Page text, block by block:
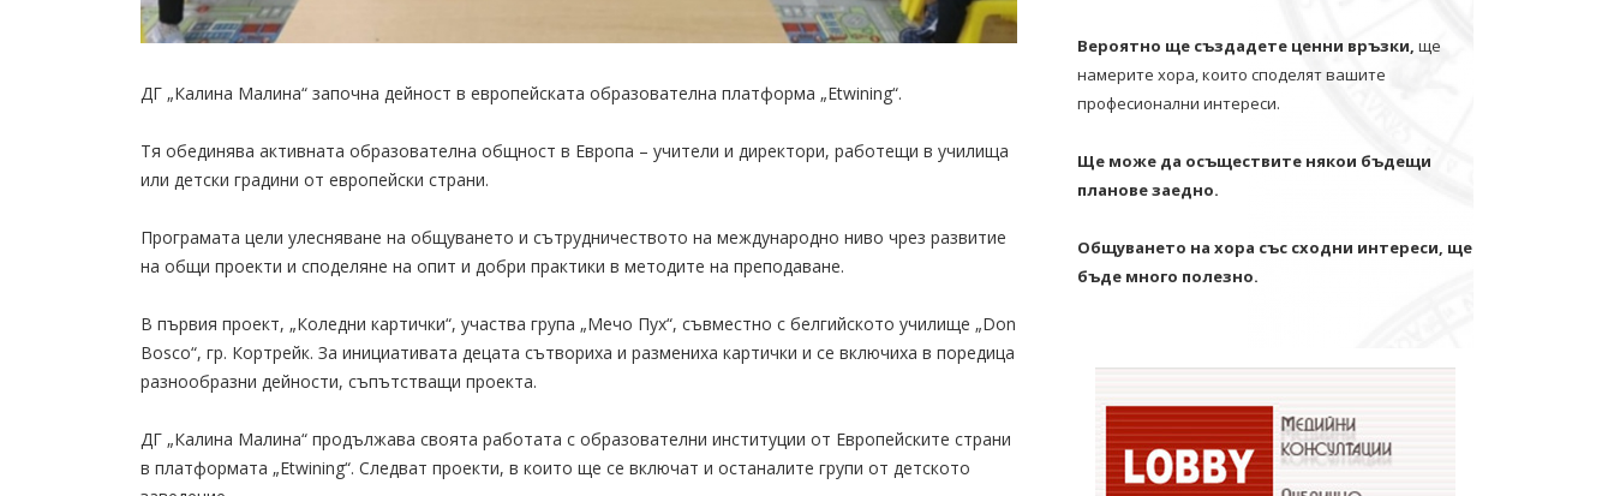
ДГ „Калина Малина“ започна дейност в европейската образователна платформа „Etwining“.
Тя обединява активната образователна общност в Европа – учители и директори, работещи в училища
или детски градини от европейски страни.
Програмата цели улесняване на общуването и сътрудничеството на международно ниво чрез развитие
на общи проекти и споделяне на опит и добри практики в методите на преподаване.
В първия проект, „Коледни картички“, участва група „Мечо Пух“, съвместно с белгийското училище „Don
Bosco“, гр. Кортрейк. За инициативата децата сътвориха и размениха картички и се включиха в поредица
разнообразни дейности, съпътстващи проекта.
ДГ „Калина Малина“ продължава своята работата с образователни институции от Европейските страни
в платформата „Etwining“. Следват проекти, в които ще се включат и останалите групи от детското
Вероятно ще създадете ценни връзки, ще
намерите хора, които споделят вашите
професионални интереси.
Ще може да осъществите някои бъдещи
планове заедно.
Общуването на хора със сходни интереси, ще
бъде много полезно.